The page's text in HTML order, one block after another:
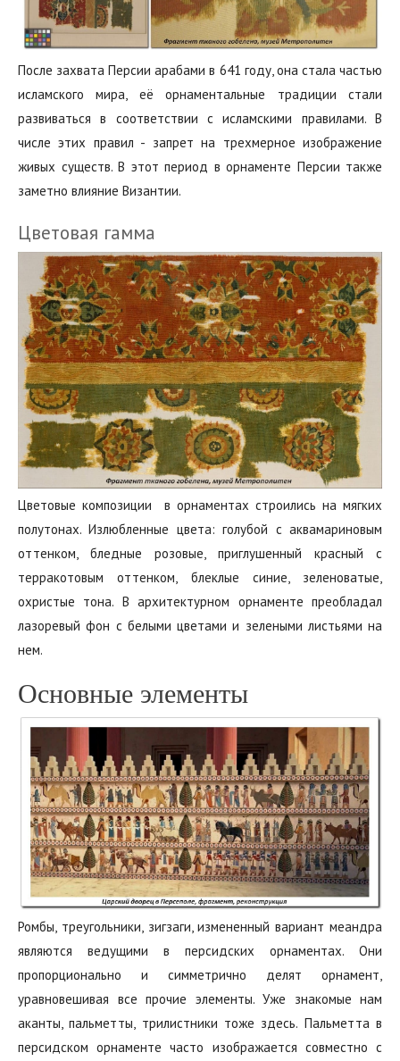
После захвата Персии арабами в 641 году, она стала частью
исламского мира, её орнаментальные традиции стали
развиваться в соответствии с исламскими правилами. В
числе этих правил - запрет на трехмерное изображение
живых существ. В этот период в орнаменте Персии также
заметно влияние Византии.
Цветовая гамма
Цветовые композиции‭ ‬ в орнаментах‭ строились на мягких
полутонах.‭ ‬Излюбленные цвета:‭ ‬голубой с аквамариновым
оттенком,‭ ‬бледные розовые,‭ ‬приглушенный красный с
терракотовым оттенком,‭ ‬блеклые синие,‭ ‬зеленоватые,‭
‬охристые тона.‭ ‬В архитектурном орнаменте преобладал
лазоревый фон с белыми цветами и зелеными листьями на
нем.
Основные элементы
Ромбы, треугольники, зигзаги, измененный вариант меандра
являются ведущими в персидских орнаментах. Они
пропорционально и симметрично делят орнамент,
уравновешивая все прочие элементы. Уже знакомые нам
аканты, пальметты, трилистники тоже здесь. Пальметта в
персидском орнаменте часто изображается совместно с